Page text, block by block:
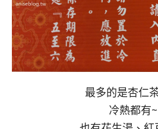
最多的是杏仁
冷熱都有~